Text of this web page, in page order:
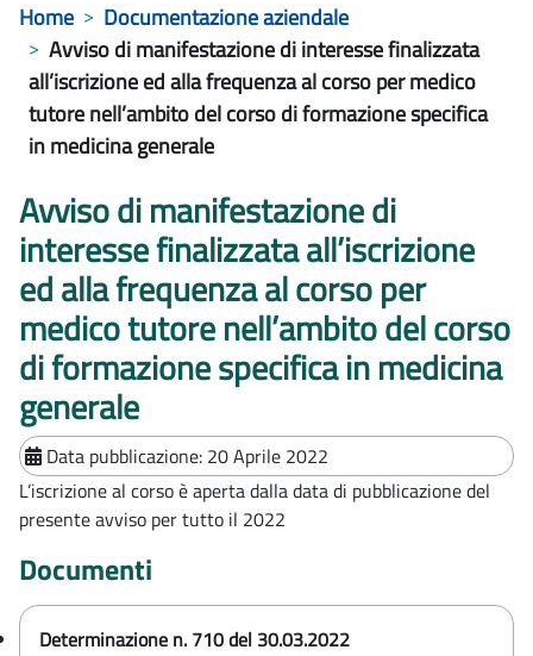
Home
Documentazione aziendale
Avviso di manifestazione di interesse finalizzata
all’iscrizione ed alla frequenza al corso per medico
tutore nell’ambito del corso di formazione specifica
in medicina generale
Avviso di manifestazione di
interesse finalizzata all’iscrizione
ed alla frequenza al corso per
medico tutore nell’ambito del corso
di formazione specifica in medicina
generale
Data pubblicazione: 20 Aprile 2022
L’iscrizione al corso è aperta dalla data di pubblicazione del
presente avviso per tutto il 2022
Documenti
Determinazione n. 710 del 30.03.2022